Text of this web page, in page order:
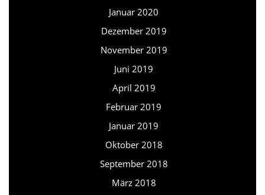
Januar 2020
Dezember 2019
November 2019
Juni 2019
April 2019
Februar 2019
Januar 2019
Oktober 2018
September 2018
März 2018